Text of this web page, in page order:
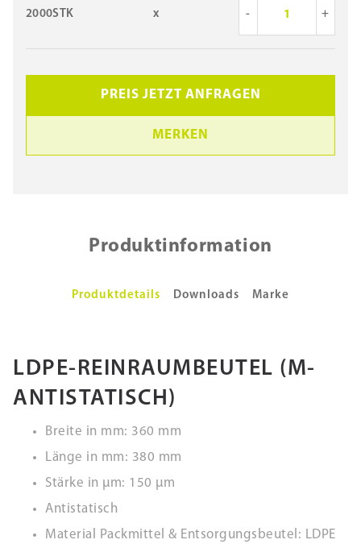
2000STK x - +
PREIS JETZT ANFRAGEN
MERKEN
Produktinformation
Produktdetails Downloads Marke
LDPE-REINRAUMBEUTEL (M-
ANTISTATISCH)
Breite in mm: 360 mm
Länge in mm: 380 mm
Stärke in µm: 150 µm
Antistatisch
Material Packmittel & Entsorgungsbeutel: LDPE